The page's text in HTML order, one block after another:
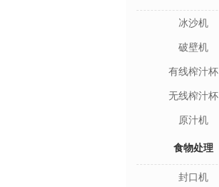
冰沙机
破壁机
有线榨汁杯
无线榨汁杯
原汁机
食物处理
封口机